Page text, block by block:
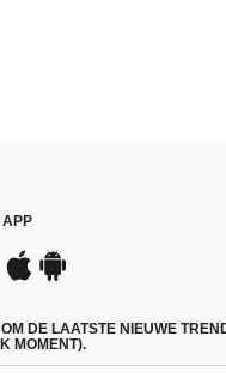
APP
DE LAATSTE NIEUWE
MOMENT).